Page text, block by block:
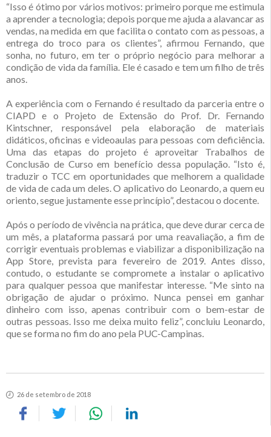
“Isso é ótimo por vários motivos: primeiro porque me estimula
a aprender a tecnologia; depois porque me ajuda a alavancar as
vendas, na medida em que facilita o contato com as pessoas, a
entrega do troco para os clientes”, afirmou Fernando, que
sonha, no futuro, em ter o próprio negócio para melhorar a
condição de vida da família. Ele é casado e tem um filho de três
anos.
A experiência com o Fernando é resultado da parceria entre o
CIAPD e o Projeto de Extensão do Prof. Dr. Fernando
Kintschner, responsável pela elaboração de materiais
didáticos, oficinas e videoaulas para pessoas com deficiência.
Uma das etapas do projeto é aproveitar Trabalhos de
Conclusão de Curso em benefício dessa população. “Isto é,
traduzir o TCC em oportunidades que melhorem a qualidade
de vida de cada um deles. O aplicativo do Leonardo, a quem eu
oriento, segue justamente esse princípio”, destacou o docente.
Após o período de vivência na prática, que deve durar cerca de
um mês, a plataforma passará por uma reavaliação, a fim de
corrigir eventuais problemas e viabilizar a disponibilização na
App Store, prevista para fevereiro de 2019. Antes disso,
contudo, o estudante se compromete a instalar o aplicativo
para qualquer pessoa que manifestar interesse. “Me sinto na
obrigação de ajudar o próximo. Nunca pensei em ganhar
dinheiro com isso, apenas contribuir com o bem-estar de
outras pessoas. Isso me deixa muito feliz”, concluiu Leonardo,
que se forma no fim do ano pela PUC-Campinas.
26 de setembro de 2018